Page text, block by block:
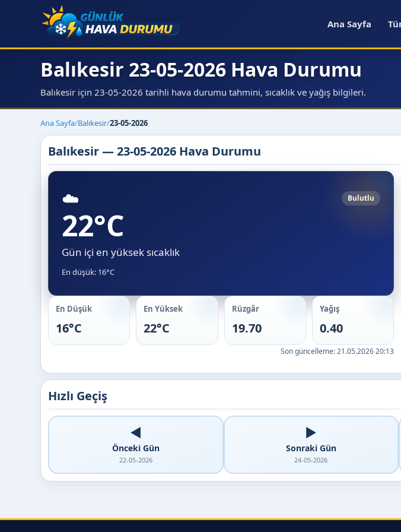
Ana Sayfa
Balıkesir 23-05-2026 Hava Durumu
Balıkesir için 23-05-2026 tarihli hava durumu tahmini, sıcaklık ve yağış bilgileri.
Ana Sayfa/Balıkesir/23-05-2026
Balıkesir — 23-05-2026 Hava Durumu
☁️ Bulutlu
22°C
Gün içi en yüksek sıcaklık
En düşük: 16°C
En Düşük
16°C
En Yüksek
22°C
Rüzgâr
19.70
Yağış
0.40
Son güncelleme:21.05.2026 20:13
Hızlı Geçiş
◀️
Önceki Gün
22-05-2026
▶️
Sonraki Gün
24-05-2026